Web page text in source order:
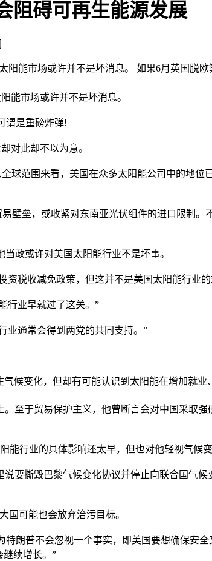
阻碍可再生能源发展
阳能市场或许并不是坏消息。 如果6月英国脱
市场或许并不是坏消息。
谓是重磅炸弹!
对此却不以为意。
球范围来看，美国在众多太阳能公司中的地
垒，或收紧对东南亚光伏组件的进口限制
政或许对美国太阳能行业不是坏事。
税收减免政策，但这并不是美国太阳能行业的
业早就过了这关。”
通常会得到两党的共同支持。”
候变化，但却有可能认识到太阳能在增加就业
至于贸易保护主义，他曾断言会对中国采取
行业的具体影响还太早，但也对他轻视气候变
要撕毁巴黎气候变化协议并停止向联合国气
可能也会放弃治污目标。
朗普不会忽视一个事实，即美国要想确保安
续增长。”